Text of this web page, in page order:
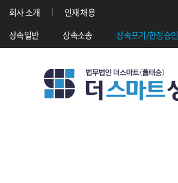
회사 소개
인재 채용
상속일반
상속소송 상속포기/한정승인